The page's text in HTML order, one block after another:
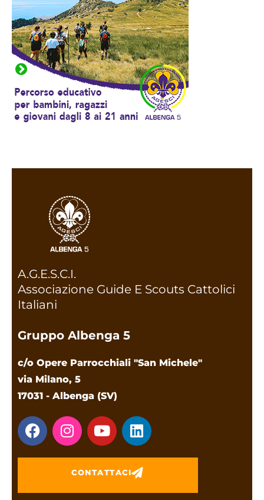
A.G.E.S.C.I.
Associazione Guide E Scouts Cattolici
Italiani
Gruppo Albenga 5
c/o Opere Parrocchiali "San Michele"
via Milano, 5
17031 - Albenga (SV)
CONTATTACI